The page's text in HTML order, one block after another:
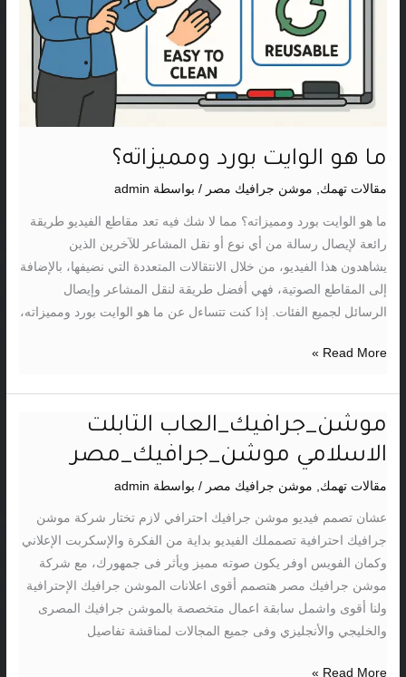
ما هو الوايت بورد ومميزاته؟
مقالات تهمك, موشن جرافيك مصر / بواسطة admin
ما هو الوايت بورد ومميزاته؟ مما لا شك فيه تعد مقاطع الفيديو طريقة
رائعة لإيصال رسالة من أي نوع أو نقل المشاعر للآخرين الذين
يشاهدون هذا الفيديو، من خلال الانتقالات المتعددة التي نضيفها، بالإضافة
إلى المقاطع الصوتية، فهي أفضل طريقة لنقل المشاعر وإيصال
الرسائل لجميع الفئات. إذا كنت تتساءل عن ما هو الوايت بورد ومميزاته،
Read More »
موشن_جرافيك_العاب التابلت
الاسلامي موشن_جرافيك_مصر
مقالات تهمك موشن جرافيك مصر / بواسطة admin
عشان تصمم فيديو موشن جرافيك احترافي لازم تختار شركة موشن
جرافيك احترافية تصمملك الفيديو بداية من الفكرة والإسكربت الإعلاني
وكمان الفويس اوفر يكون صوته مميز ويأثر فى جمهورك، مع شركة
موشن جرافيك مصر هتصمم أقوى اعلانات الموشن جرافيك الإحترافية
ولنا أقوى واشمل سابقة اعمال متخصصة بالموشن جرافيك المصرى
والخليجي والأنجليزي وفى جميع المجالات لمناقشة تفاصيل
موشن_جرافيك_العاب
التابلت
موشن_جرافيك_مصر
Read More »